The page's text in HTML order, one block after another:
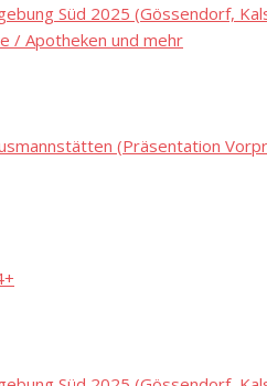
Süd 2025 (Gössendorf,
/ Apotheken und mehr
(Präsentation